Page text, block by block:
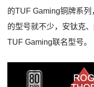
的TUF Gaming铜牌系
的型号就不少，安钛克
TUF Gaming联名型号。